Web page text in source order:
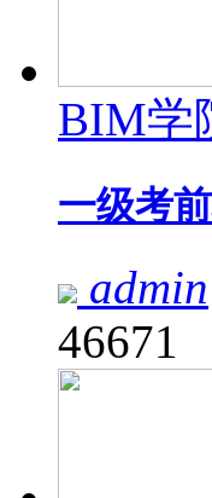
BIM学
一级考
admin
46671